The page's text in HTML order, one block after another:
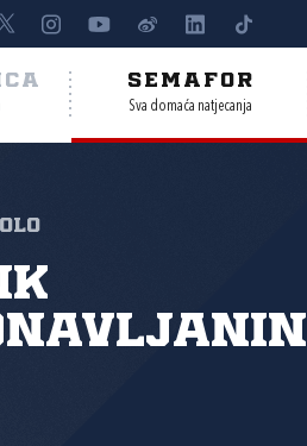
SEMAFOR
Sva domaća natjecanja